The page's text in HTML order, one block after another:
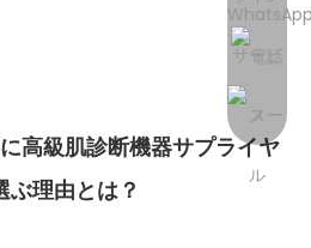
高級肌診断機器サプライヤ
ぶ理由とは？